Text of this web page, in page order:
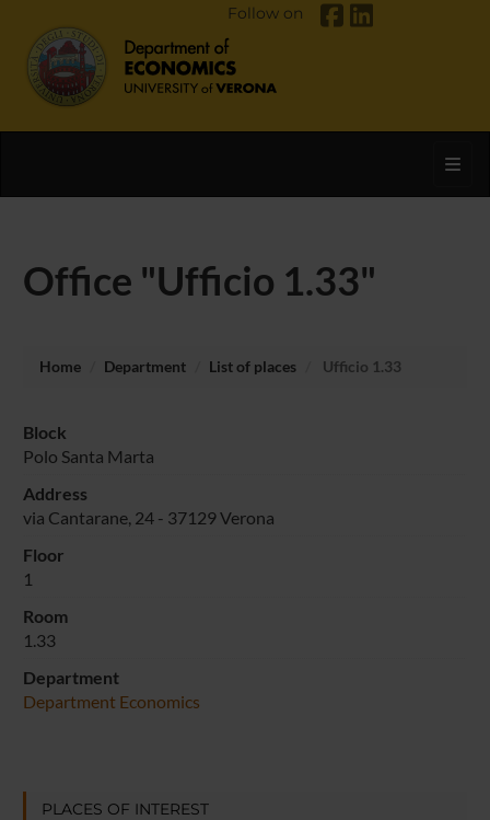
Follow on
Office "Ufficio 1.33"
Home Department List of places Ufficio 1.33
Block
Polo Santa Marta
Address
via Cantarane, 24 - 37129 Verona
Floor
1
Room
1.33
Department
Department Economics
PLACES OF INTEREST